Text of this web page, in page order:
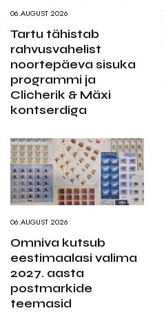
06.AUGUST 2026
Tartu tähistab
rahvusvahelist
noortepäeva sisuka
programmi ja
Clicherik & Mäxi
kontserdiga
06.AUGUST 2026
Omniva kutsub
eestimaalasi valima
2027. aasta
postmarkide
teemasid